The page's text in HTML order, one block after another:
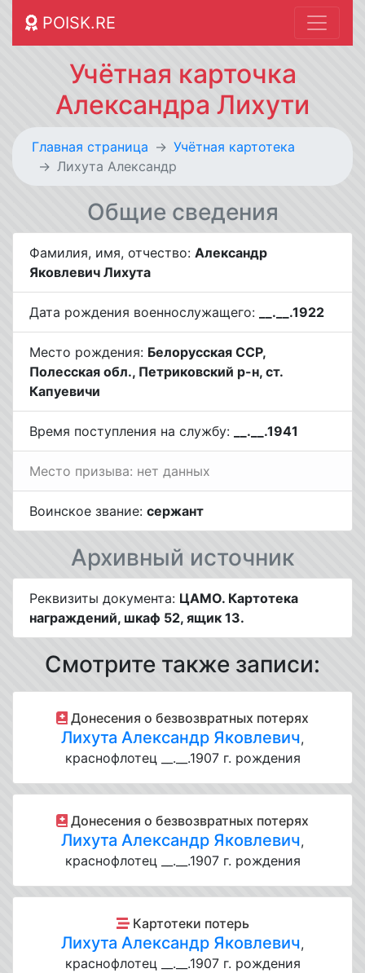
POISK.RE
Учётная карточка
Александра Лихути
Главная страница
Учётная картотека
Лихута Александр
Общие сведения
Фамилия, имя, отчество: Александр
Яковлевич Лихута
Дата рождения военнослужащего: __.__.1922
Место рождения: Белорусская ССР,
Полесская обл., Петриковский р-н, ст.
Капуевичи
Время поступления на службу: __.__.1941
Место призыва: нет данных
Воинское звание: сержант
Архивный источник
Реквизиты документа: ЦАМО. Картотека
награждений, шкаф 52, ящик 13.
Смотрите также записи:
Донесения о безвозвратных потерях
Лихута Александр Яковлевич,
краснофлотец __.__.1907 г. рождения
Донесения о безвозвратных потерях
Лихута Александр Яковлевич,
краснофлотец __.__.1907 г. рождения
Картотеки потерь
Лихута Александр Яковлевич,
краснофлотец __.__.1907 г. рождения